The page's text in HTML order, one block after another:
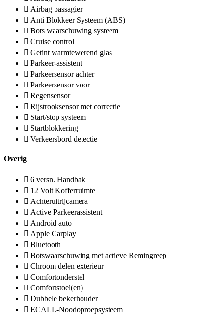
Airbag passagier
Anti Blokkeer Systeem (ABS)
Bots waarschuwing systeem
Cruise control
Getint warmtewerend glas
Parkeer-assistent
Parkeersensor achter
Parkeersensor voor
Regensensor
Rijstrooksensor met correctie
Start/stop systeem
Startblokkering
Verkeersbord detectie
Overig
6 versn. Handbak
12 Volt Kofferruimte
Achteruitrijcamera
Active Parkeerassistent
Android auto
Apple Carplay
Bluetooth
Botswaarschuwing met actieve Remingreep
Chroom delen exterieur
Comfortonderstel
Comfortstoel(en)
Dubbele bekerhouder
ECALL-Noodoproepsysteem